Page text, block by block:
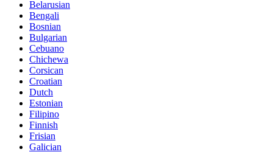
Belarusian
Bengali
Bosnian
Bulgarian
Cebuano
Chichewa
Corsican
Croatian
Dutch
Estonian
Filipino
Finnish
Frisian
Galician